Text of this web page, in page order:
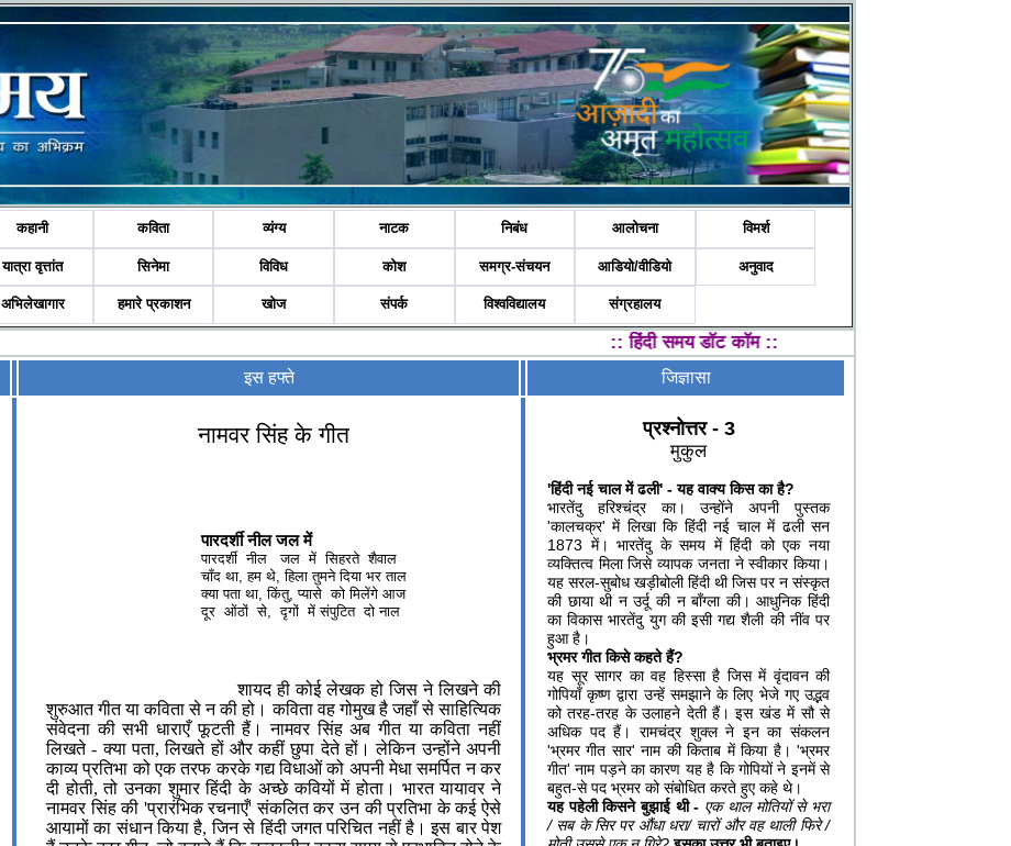
कहानी कविता व्यंग्य नाटक निबंध आलोचना विमर्श
यात्रा वृत्तांत सिनेमा विविध कोश समग्र-संचयन आडियो/वीडियो अनुवाद
अभिलेखागार हमारे प्रकाशन खोज संपर्क विश्वविद्यालय संग्रहालय
हिंदी समय डॉट कॉम::
इस हफ्ते जिज्ञासा
नामवर सिंह के गीत
पारदर्शी नील जल में
पारदर्शी नील जल में सिहरते शैवाल
चाँद था, हम थे, हिला तुमने दिया भर ताल
क्या पता था, किंतु, प्यासे को मिलेंगे आज
दूर ओंठों से, दृगों में संपुटित दो नाल
शायद ही कोई लेखक हो जिस ने लिखने की
शुरुआत गीत या कविता से न की हो। कविता वह गोमुख है जहाँ से साहित्यिक
संवेदना की सभी धाराएँ फूटती हैं। नामवर सिंह अब गीत या कविता नहीं
लिखते - क्या पता, लिखते हों और कहीं छुपा देते हों। लेकिन उन्होंने अपनी
काव्य प्रतिभा को एक तरफ करके गद्य विधाओं को अपनी मेधा समर्पित न कर
दी होती, तो उनका शुमार हिंदी के अच्छे कवियों में होता। भारत यायावर ने
नामवर सिंह की 'प्रारंभिक रचनाएँ' संकलित कर उन की प्रतिभा के कई ऐसे
आयामों का संधान किया है, जिन से हिंदी जगत परिचित नहीं है। इस बार पेश
प्रश्नोत्तर - 3
मुकुल
'हिंदी नई चाल में ढली' - यह वाक्य किस का है?
भारतेंदु हरिश्चंद्र का। उन्होंने अपनी पुस्तक
'कालचक्र' में लिखा कि हिंदी नई चाल में ढली सन
1873 में। भारतेंदु के समय में हिंदी को एक नया
व्यक्तित्व मिला जिसे व्यापक जनता ने स्वीकार किया।
यह सरल-सुबोध खड़ीबोली हिंदी थी जिस पर न संस्कृत
की छाया थी न उर्दू की न बाँग्ला की। आधुनिक हिंदी
का विकास भारतेंदु युग की इसी गद्य शैली की नींव पर
हुआ है।
भ्रमर गीत किसे कहते हैं?
यह सूर सागर का वह हिस्सा है जिस में वृंदावन की
गोपियाँ कृष्ण द्वारा उन्हें समझाने के लिए भेजे गए उद्भव
को तरह-तरह के उलाहने देती हैं। इस खंड में सौ से
अधिक पद हैं। रामचंद्र शुक्ल ने इन का संकलन
'भ्रमर गीत सार' नाम की किताब में किया है। 'भ्रमर
गीत' नाम पड़ने का कारण यह है कि गोपियों ने इनमें से
बहुत-से पद भ्रमर को संबोधित करते हुए कहे थे।
यह पहेली किसने बुझाई थी - एक थाल मोतियों से भरा
/ सब के सिर पर औंधा धरा/ चारों और वह थाली फिरे/